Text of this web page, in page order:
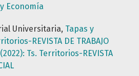
Economía
Universitaria, Tapas y
REVISTA DE TRABAJO
Ts. Territorios-REVISTA